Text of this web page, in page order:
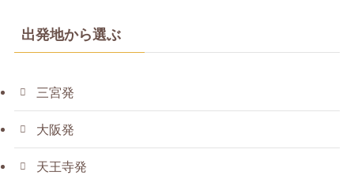
出発地から選ぶ
三宮発
大阪発
天王寺発